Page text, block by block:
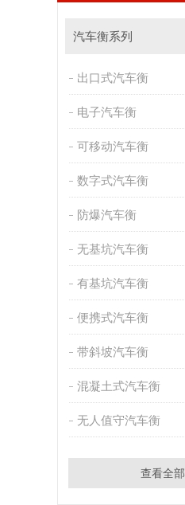
汽车衡系列
出口式汽车衡
电子汽车衡
可移动汽车衡
数字式汽车衡
防爆汽车衡
无基坑汽车衡
有基坑汽车衡
便携式汽车衡
带斜坡汽车衡
混凝土式汽车衡
无人值守汽车衡
查看全部